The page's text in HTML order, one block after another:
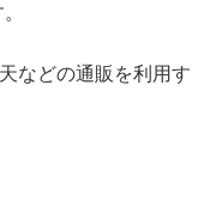
などの通販を利用す